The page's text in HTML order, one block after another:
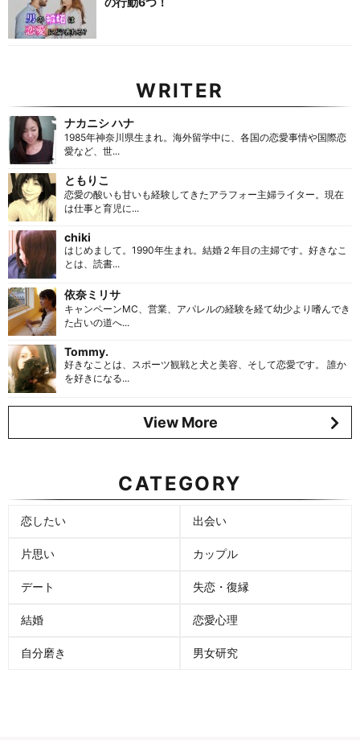
WRITER
ナカニシ ハナ
1985年神奈川県生まれ。海外留学中に、各国の恋愛事情や国際恋
愛など、世...
ともりこ
恋愛の酸いも甘いも経験してきたアラフォー主婦ライター。現在
は仕事と育児に...
chiki
はじめまして。1990年生まれ。結婚２年目の主婦です。好きなこ
とは、読書...
依奈ミリサ
キャンペーンMC、営業、アパレルの経験を経て幼少より嗜んでき
た占いの道へ...
Tommy.
好きなことは、スポーツ観戦と犬と美容、そして恋愛です。 誰か
を好きになる...
View More
CATEGORY
恋したい 出会い
片思い カップル
デート 失恋・復縁
結婚 恋愛心理
自分磨き 男女研究